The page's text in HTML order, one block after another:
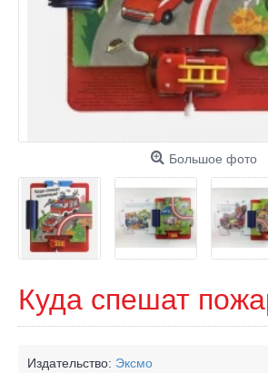
Большое фото
Куда спешат
Издательство: Эксмо